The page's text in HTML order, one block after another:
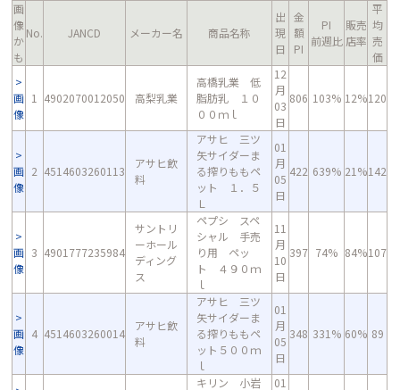
画
像
か
も
No. JANCD メーカー名 商品名称
出
現
日
金
額
PI
PI
前週比
販売
店率
平
均
売
価
画
像
1 4902070012050 高梨乳業
高橋乳業 低
脂肪乳 １０
００ｍｌ
12
月
03
日
806 103% 12%120
画
像
2 4514603260113
アサヒ飲
料
アサヒ 三ツ
矢サイダーま
る搾りももペ
ット １．５
Ｌ
01
月
05
日
422 639% 21%142
画
像
3 4901777235984
サントリ
ーホール
ディング
ス
ペプシ スペ
シャル 手売
り用 ペッ
ト ４９０ｍ
ｌ
11
月
10
日
397 74% 84%107
画
像
4 4514603260014
アサヒ飲
料
アサヒ 三ツ
矢サイダーま
る搾りももペ
ット５００ｍ
ｌ
01
月
05
日
348 331% 60% 89
キリン 小岩
01